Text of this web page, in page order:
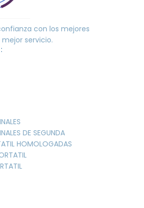
con los mejores
servicio.
DE SEGUNDA
HOMOLOGADAS